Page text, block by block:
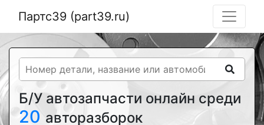
Партс39 (part39.ru)
Б/У автозапчасти онлайн среди
20 авторазборок